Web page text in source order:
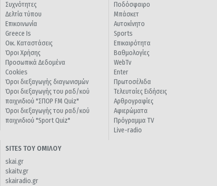
Συχνότητες
Δελτία τύπου
Επικοινωνία
Greece Is
Οικ. Καταστάσεις
Όροι Χρήσης
Προσωπικά Δεδομένα
Cookies
Όροι διεξαγωγής διαγωνισμών
Όροι διεξαγωγής του ραδ/κού
παιχνιδιού "ΣΠΟΡ FM Quiz"
Όροι διεξαγωγής του ραδ/κού
παιχνιδιού "Sport Quiz"
Ποδόσφαιρο
Μπάσκετ
Αυτοκίνητο
Sports
Επικαιρότητα
Βαθμολογίες
WebTv
Enter
Πρωτοσέλιδα
Τελευταίες Ειδήσεις
Αρθρογραφίες
Αφιερώματα
Πρόγραμμα TV
Live-radio
SITES ΤΟΥ ΟΜΙΛΟΥ
skai.gr
skaitv.gr
skairadio.gr